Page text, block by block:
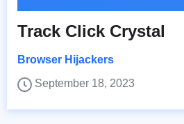
Track Click Crystal
Browser Hijackers
September 18, 2023